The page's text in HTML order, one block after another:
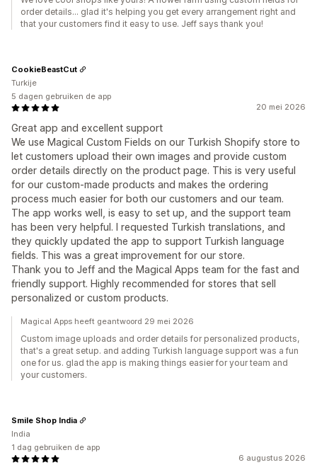
order details... glad it's helping you get every arrangement right and
that your customers find it easy to use. Jeff says thank you!
20 mei 2026
Great app and excellent support
We use Magical Custom Fields on our Turkish Shopify store to
let customers upload their own images and provide custom
order details directly on the product page. This is very useful
for our custom-made products and makes the ordering
process much easier for both our customers and our team.
The app works well, is easy to set up, and the support team
has been very helpful. I requested Turkish translations, and
they quickly updated the app to support Turkish language
fields. This was a great improvement for our store.
Thank you to Jeff and the Magical Apps team for the fast and
friendly support. Highly recommended for stores that sell
personalized or custom products.
CookieBeastCut
Turkije
5 dagen gebruiken de app
Magical Apps heeft geantwoord 29 mei 2026
Custom image uploads and order details for personalized products,
that's a great setup. and adding Turkish language support was a fun
one for us. glad the app is making things easier for your team and
your customers.
6 augustus 2026
Smile Shop India
India
1 dag gebruiken de app